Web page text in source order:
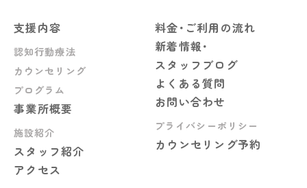
支援内容
認知行動療法
カウンセリング
プログラム
事業所概要
施設紹介
スタッフ紹介
アクセス
料金･ご利用の流れ
新着情報･
スタッフブログ
よくある質問
お問い合わせ
プライバシーポリシー
カウンセリング予約